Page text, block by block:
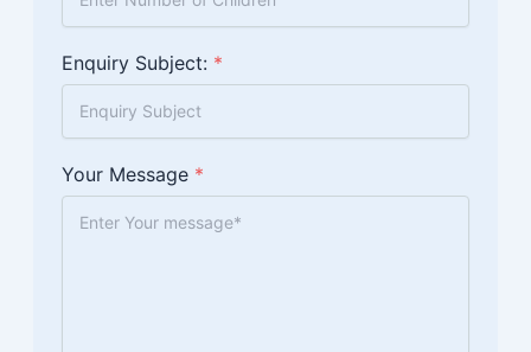
Enquiry Subject: *
Your Message *